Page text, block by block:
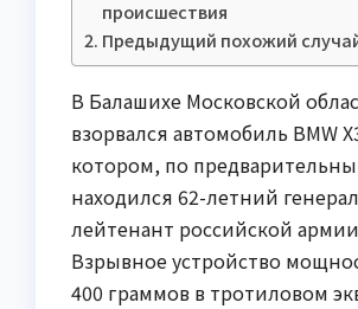
происшествия
Предыдущий похожий
В Балашихе Московской
взорвался автомобиль BMW
котором, по
находился 62-летний
лейтенант российской
Взрывное устройство
400 граммов в тротиловом